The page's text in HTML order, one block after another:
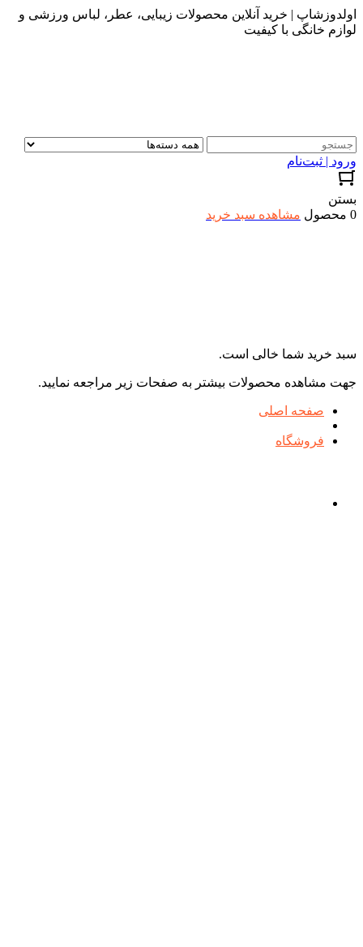
اولدوزشاپ | خرید آنلاین محصولات زیبایی، عطر، لباس ورزشی و
لوازم خانگی با کیفیت
ورود | ثبت‌نام
بستن
0 محصول
مشاهده سبد خرید
سبد خرید شما خالی است.
جهت مشاهده محصولات بیشتر به صفحات زیر مراجعه نمایید.
صفحه اصلی
فروشگاه